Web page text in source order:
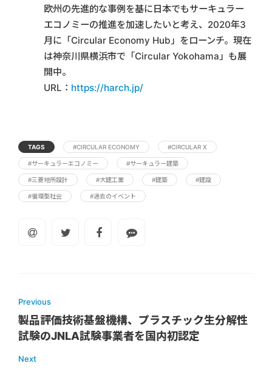
欧州の先進的な事例を基に日本でもサーキュラー
エコノミーの推進を加速したいと考え、2020年3
月に「Circular Economy Hub」をローンチ。現在
は神奈川県横浜市で「Circular Yokohama」も展
開中。
URL： https://harch.jp/
TAGS #CIRCULAR ECONOMY #CIRCULAR X
#サーキュラーエコノミー #サーキュラー建築
#三菱地所設計 #大建工業 #建築 #建設
#循環型社会 #過去のイベント
Previous
製品評価技術基盤機構、プラスチック生分解性
試験のJNLA試験事業者を国内初認定
Next